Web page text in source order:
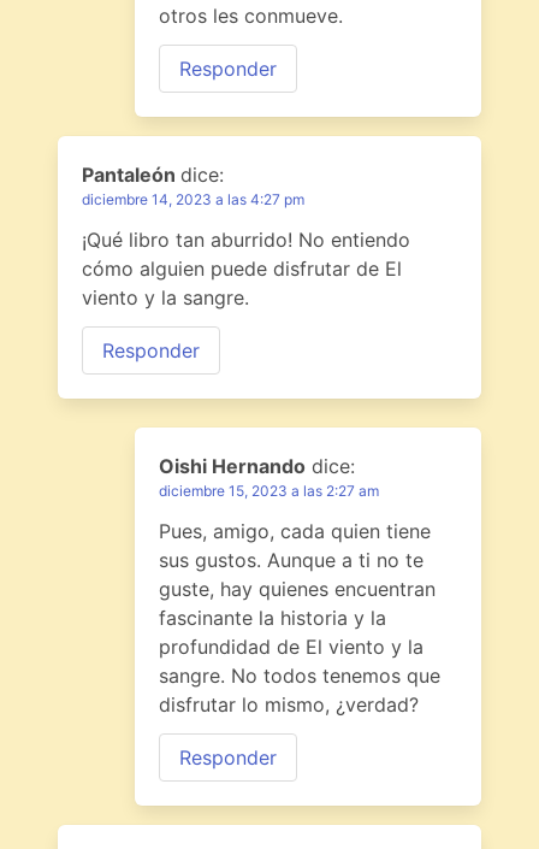
otros les conmueve.
Responder
Pantaleón dice:
diciembre 14, 2023 a las 4:27 pm
¡Qué libro tan aburrido! No entiendo
cómo alguien puede disfrutar de El
viento y la sangre.
Responder
Oishi Hernando dice:
diciembre 15, 2023 a las 2:27 am
Pues, amigo, cada quien tiene
sus gustos. Aunque a ti no te
guste, hay quienes encuentran
fascinante la historia y la
profundidad de El viento y la
sangre. No todos tenemos que
disfrutar lo mismo, ¿verdad?
Responder